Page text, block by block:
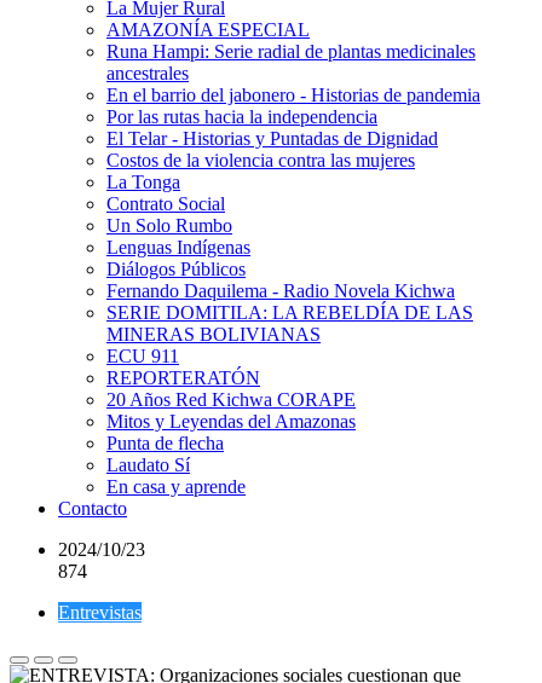
La Mujer Rural
AMAZONÍA ESPECIAL
Runa Hampi: Serie radial de plantas medicinales
ancestrales
En el barrio del jabonero - Historias de pandemia
Por las rutas hacia la independencia
El Telar - Historias y Puntadas de Dignidad
Costos de la violencia contra las mujeres
La Tonga
Contrato Social
Un Solo Rumbo
Lenguas Indígenas
Diálogos Públicos
Fernando Daquilema - Radio Novela Kichwa
SERIE DOMITILA: LA REBELDÍA DE LAS
MINERAS BOLIVIANAS
ECU 911
REPORTERATÓN
20 Años Red Kichwa CORAPE
Mitos y Leyendas del Amazonas
Punta de flecha
Laudato Sí
En casa y aprende
Contacto
2024/10/23
874
Entrevistas